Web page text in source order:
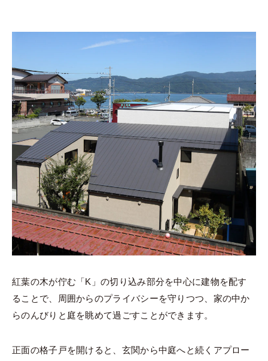
紅葉の木が佇む「K」の切り込み部分を中心に建物を配す
ることで、周囲からのプライバシーを守りつつ、家の中か
らのんびりと庭を眺めて過ごすことができます。
正面の格子戸を開けると、玄関から中庭へと続くアプロー